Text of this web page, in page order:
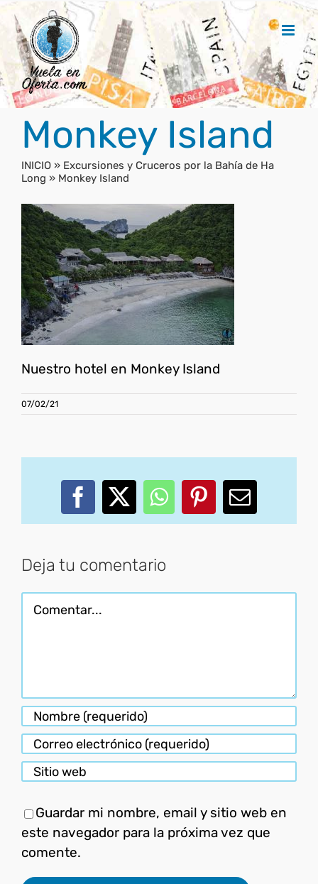
Saltar
contenido
Monkey Island
INICIO » Excursiones y Cruceros por la Bahía de Ha
Long » Monkey Island
Nuestro hotel en Monkey Island
07/02/21
Facebook
X WhatsApp
PinterestCorreo
Deja tu comentario
Comentar
Guardar mi nombre, email y sitio web en
este navegador para la próxima vez que
comente.